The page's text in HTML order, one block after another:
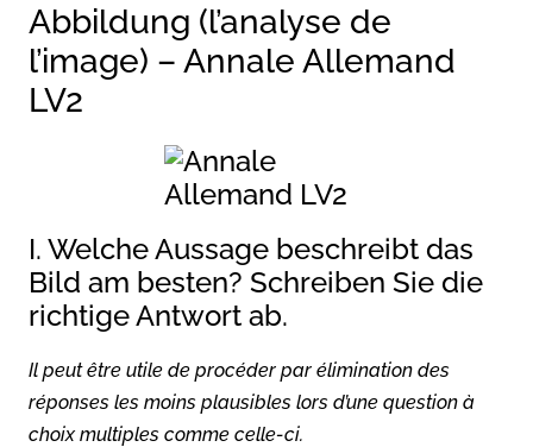
Abbildung (l’analyse de
l’image) – Annale Allemand
LV2
I. Welche Aussage beschreibt das
Bild am besten? Schreiben Sie die
richtige Antwort ab.
Il peut être utile de procéder par élimination des
réponses les moins plausibles lors d’une question à
choix multiples comme celle-ci.